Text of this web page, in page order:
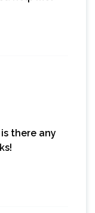
there any